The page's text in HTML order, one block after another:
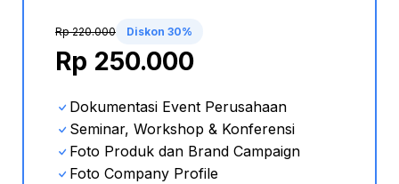
Rp 220.000 Diskon 30%
Rp 250.000
Dokumentasi Event Perusahaan
Seminar, Workshop & Konferensi
Foto Produk dan Brand Campaign
Foto Company Profile